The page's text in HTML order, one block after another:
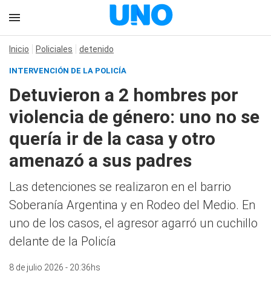
Inicio Policiales detenido
INTERVENCIÓN DE LA POLICÍA
Detuvieron a 2 hombres por
violencia de género: uno no se
quería ir de la casa y otro
amenazó a sus padres
Las detenciones se realizaron en el barrio
Soberanía Argentina y en Rodeo del Medio. En
uno de los casos, el agresor agarró un cuchillo
delante de la Policía
8 de julio 2026 - 20:36hs